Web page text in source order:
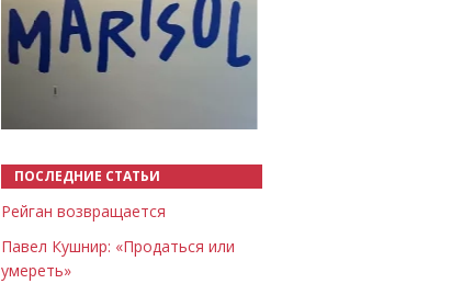
ПОСЛЕДНИЕ СТАТЬИ
Рейган возвращается
Павел Кушнир: «Продаться или
умереть»